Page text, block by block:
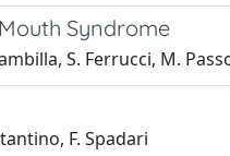
Syndrome
S. Ferrucci, M.
F. Spadari